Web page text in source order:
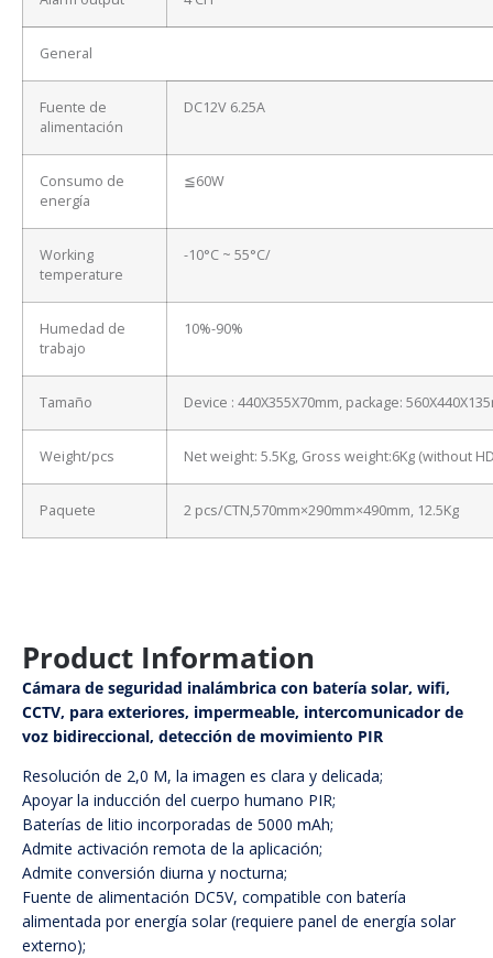
General
Fuente de
alimentación
DC12V 6.25A
Consumo de
energía
≦60W
Working
temperature
-10°C ~ 55°C/
Humedad de
trabajo
10%-90%
Tamaño Device : 440X355X70mm, package:
Weight/pcs Net weight: 5.5Kg, Gross weight:6Kg (without
Paquete 2 pcs/CTN,570mm×290mm×490mm, 12.5Kg
Product Information
Cámara de seguridad inalámbrica con batería solar, wifi,
CCTV, para exteriores, impermeable, intercomunicador de
voz bidireccional, detección de movimiento PIR
Resolución de 2,0 M, la imagen es clara y delicada;
Apoyar la inducción del cuerpo humano PIR;
Baterías de litio incorporadas de 5000 mAh;
Admite activación remota de la aplicación;
Admite conversión diurna y nocturna;
Fuente de alimentación DC5V, compatible con batería
alimentada por energía solar (requiere panel de energía solar
externo);